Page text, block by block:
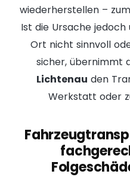
wiederherstellen –
Ist die Ursache
Ort nicht sinnvoll
sicher, übernimmt
Lichtenau den
Werkstatt oder